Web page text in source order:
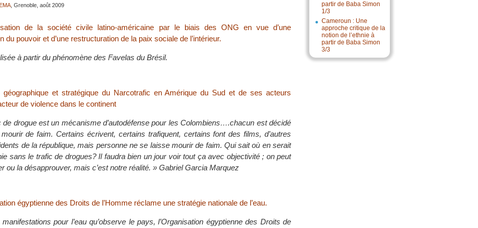
partir de Baba Simon
1/3
Cameroun : Une
approche critique de la
notion de l’ethnie à
partir de Baba Simon
3/3
, Grenoble, août 2009
de la société civile latino-américaine par le biais des ONG en vue d’une
du pouvoir et d’une restructuration de la paix sociale de l’intérieur.
à partir du phénomène des Favelas du Brésil.
géographique et stratégique du Narcotrafic en Amérique du Sud et de ses acteurs
de violence dans le continent
de drogue est un mécanisme d’autodéfense pour les Colombiens….chacun est décidé
de faim. Certains écrivent, certains trafiquent, certains font des films, d’autres
de la république, mais personne ne se laisse mourir de faim. Qui sait où en serait
sans le trafic de drogues? Il faudra bien un jour voir tout ça avec objectivité ; on peut
ou la désapprouver, mais c’est notre réalité. » Gabriel Garcia Marquez
égyptienne des Droits de l’Homme réclame une stratégie nationale de l’eau.
pour l’eau qu’observe le pays, l’Organisation égyptienne des Droits de